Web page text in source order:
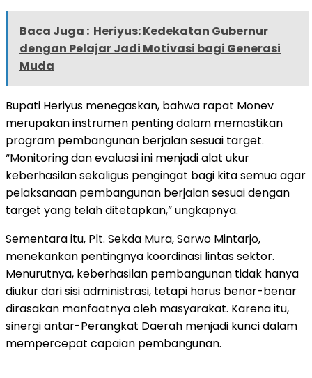
Baca Juga : Heriyus: Kedekatan Gubernur
dengan Pelajar Jadi Motivasi bagi Generasi
Muda
Bupati Heriyus menegaskan, bahwa rapat Monev
merupakan instrumen penting dalam memastikan
program pembangunan berjalan sesuai target.
“Monitoring dan evaluasi ini menjadi alat ukur
keberhasilan sekaligus pengingat bagi kita semua agar
pelaksanaan pembangunan berjalan sesuai dengan
target yang telah ditetapkan,” ungkapnya.
Sementara itu, Plt. Sekda Mura, Sarwo Mintarjo,
menekankan pentingnya koordinasi lintas sektor.
Menurutnya, keberhasilan pembangunan tidak hanya
diukur dari sisi administrasi, tetapi harus benar-benar
dirasakan manfaatnya oleh masyarakat. Karena itu,
sinergi antar-Perangkat Daerah menjadi kunci dalam
mempercepat capaian pembangunan.